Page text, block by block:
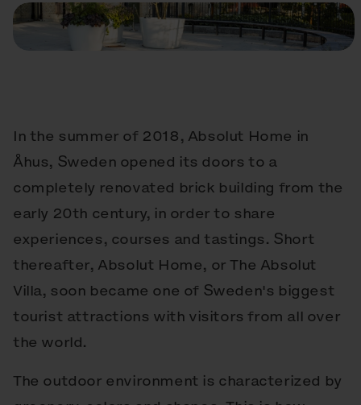
In the summer of 2018, Absolut Home in
Åhus, Sweden opened its doors to a
completely renovated brick building from the
early 20th century, in order to share
experiences, courses and tastings. Short
thereafter, Absolut Home, or The Absolut
Villa, soon became one of Sweden's biggest
tourist attractions with visitors from all over
the world.
The outdoor environment is characterized by